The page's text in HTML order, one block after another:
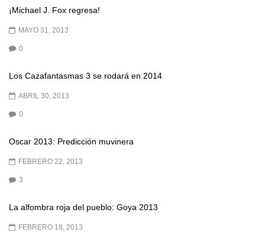
¡Michael J. Fox regresa!
MAYO 31, 2013
0
Los Cazafantasmas 3 se rodará en 2014
ABRIL 30, 2013
0
Oscar 2013: Predicción muvinera
FEBRERO 22, 2013
3
La alfombra roja del pueblo: Goya 2013
FEBRERO 18, 2013